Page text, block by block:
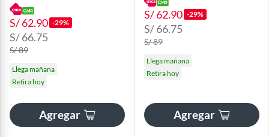
S/ 62.90 -29%
S/ 66.75
S/ 89
Llega mañana
Retira hoy
Agregar
S/ 62.90 -29%
S/ 66.75
S/ 89
Llega mañana
Retira hoy
Agregar